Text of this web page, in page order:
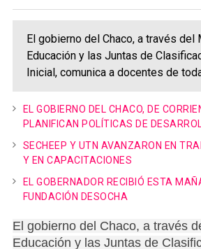
El gobierno del Chaco, a través del
Educación y las Juntas de
Inicial, comunica a docentes de
EL GOBIERNO DEL CHACO, DE
PLANIFICAN POLÍTICAS DE
SECHEEP Y UTN AVANZARON EN
Y EN CAPACITACIONES
EL GOBERNADOR RECIBIÓ ESTA
FUNDACIÓN DESOCHA
El gobierno del Chaco, a través
Educación y las Juntas de